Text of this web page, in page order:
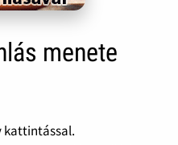
menete
kattintással.